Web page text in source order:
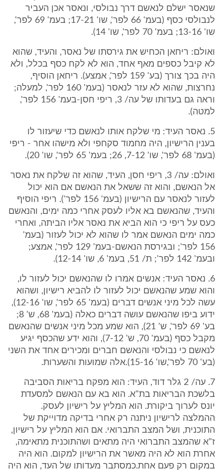
שנאסר ישלם לנאשם דרך נבולסי, ונאסר אכן העביר
לנבולסי כסף (בעמ' 66 לפר', שו' 17-21; בעמ' 69 לפר',
שו' 13-16; בעמ' 70 לפר', שו' 14).
ואולם: ריחאן הכחיש את גירסתו של נאסר, והעיד, שהוא
לא קיבל כספים מאף אחד, הוא לא לקח כסף בכלל, ולא
היה בכך צורך (בע' 159 לפר', אמצע). ריחאן הוסיף,
נחרצות, שהוא לא עזר לנאסר (בעמ' 160 לפר', למעלה;
וראה גם בעדותו של עה/ 3, ריפי חסן-בעמ' 156 לפר',
למטה).
5. נאסר העיד: מי שלקח אותו לנאשם כדי שיעזור לו
בענין הרישיון, היה מחמוד סקחפי ולא מישהו אחר - ריפי
(בעמ' 68 לפר', שו' 7-12, 26; בעמ' 65 לפר', שו' 20).
ואולם: עה/ 3, ריפי חסן, העיד, שהוא זה שלקח את נאסר
אל הנאשם, והוא זה ששאל את הנאשם אם הוא יכול
לעזור לנאסר עם הרישיון (בעמ' 156 לפר'). ריפי הוסיף
והעיד, שהנאשם בא אליו לעסק אחרי כמה ימים, והנאשם
כעס על ריפי כי הוא הביא את נאסר אליו הביתה, ואחרי
כמה ימים הנאשם אמר לו שהוא לא יכול לעזור (בעמ'
156 לפר'; ובגירסת הנאשם-בעמ' 129 לפר', אמצע;
ובעמ' 142 לפר'; ת/ 51, בעמ' 6, שו' 12-14).
6. נאסר העיד: אנשים אמרו לו שהנאשם יכול לעזור לו,
והוא שמע שהנאשם יכול לעזור לו להביא רישיון, ושהוא
עשה לכל מיני אנשים דברים (בעמ' 65 לפר', שו' 12-16),
ידוע ביפו שהנאשם עושה דברים כאלה (בעמ' 68, ש' 8;
בע' 69 לפר', ש' 21), הוא שמע מכל מיני אנשים שהנאשם
מקבל כסף (בעמ' 70, ש' 7-12), והוא ידע שהכסף יגיע
לנאשם כי נבולסי והנאשם חברים ומכירים אחד את השני
(בע' 70 לפר',שו' 15-16).אלה שמועות והשערות.
7. עה/ 2 גלר דוד, העיד: הוא מפקח בריאות הסביבה
בלשכת הבריאות בת"א. הוא בא עם הנאשם למסעדת
יונס לערוך ביקורת. הוא המליץ על רישיון לעסק.
ההמלצה לרישיון ניתנה רק אחרי בדיקה מדוייקת של
התוכנית, ושל המצב התברואי. אם הוא המליץ על רישיון,
ז"א שהמצב התברואי היה מתאים ושהתוכנית מתאימה,
אחרת הוא לא היה מאשר את הרישיון למקום. הוא היה
במקום רק פעם אחת.כמסתבר מעדותו של העד, הוא היה